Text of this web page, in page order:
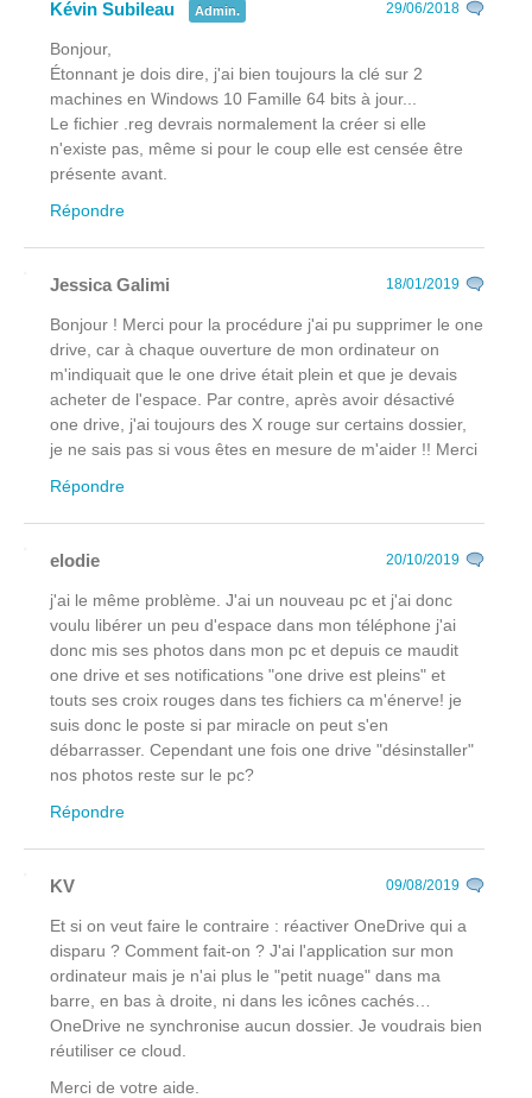
Kévin Subileau Admin. 29/06/2018
Bonjour,
Étonnant je dois dire, j'ai bien toujours la clé sur 2
machines en Windows 10 Famille 64 bits à jour...
Le fichier .reg devrais normalement la créer si elle
n'existe pas, même si pour le coup elle est censée être
présente avant.
Répondre
Jessica Galimi 18/01/2019
Bonjour ! Merci pour la procédure j'ai pu supprimer le one
drive, car à chaque ouverture de mon ordinateur on
m'indiquait que le one drive était plein et que je devais
acheter de l'espace. Par contre, après avoir désactivé
one drive, j'ai toujours des X rouge sur certains dossier,
je ne sais pas si vous êtes en mesure de m'aider !! Merci
Répondre
elodie 20/10/2019
j'ai le même problème. J'ai un nouveau pc et j'ai donc
voulu libérer un peu d'espace dans mon téléphone j'ai
donc mis ses photos dans mon pc et depuis ce maudit
one drive et ses notifications "one drive est pleins" et
touts ses croix rouges dans tes fichiers ca m'énerve! je
suis donc le poste si par miracle on peut s'en
débarrasser. Cependant une fois one drive "désinstaller"
nos photos reste sur le pc?
Répondre
KV 09/08/2019
Et si on veut faire le contraire : réactiver OneDrive qui a
disparu ? Comment fait-on ? J'ai l'application sur mon
ordinateur mais je n'ai plus le "petit nuage" dans ma
barre, en bas à droite, ni dans les icônes cachés…
OneDrive ne synchronise aucun dossier. Je voudrais bien
réutiliser ce cloud.
Merci de votre aide.